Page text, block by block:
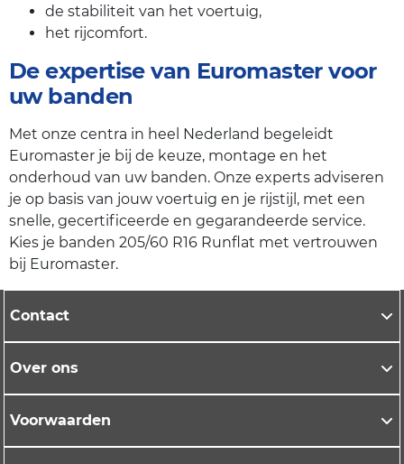
de stabiliteit van het voertuig,
het rijcomfort.
De expertise van Euromaster voor
uw banden
Met onze centra in heel Nederland begeleidt
Euromaster je bij de keuze, montage en het
onderhoud van uw banden. Onze experts adviseren
je op basis van jouw voertuig en je rijstijl, met een
snelle, gecertificeerde en gegarandeerde service.
Kies je banden 205/60 R16 Runflat met vertrouwen
bij Euromaster.
Contact
Over ons
Voorwaarden